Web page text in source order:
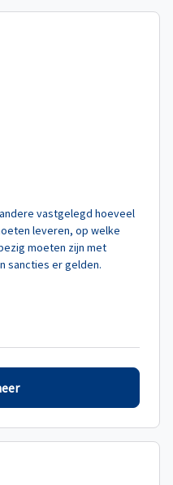
vastgelegd hoeveel
leveren, op welke
moeten zijn met
sancties er gelden.